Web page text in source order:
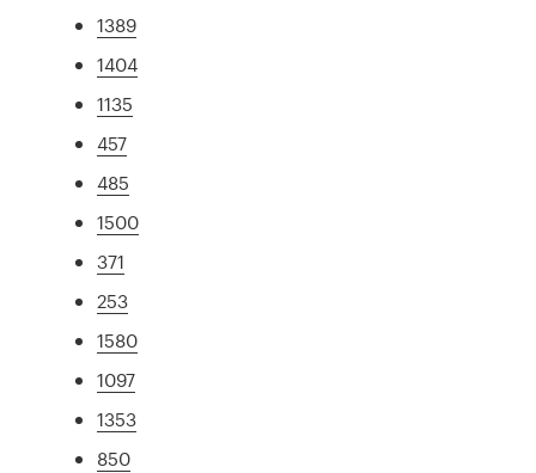
1389
1404
1135
457
485
1500
371
253
1580
1097
1353
850